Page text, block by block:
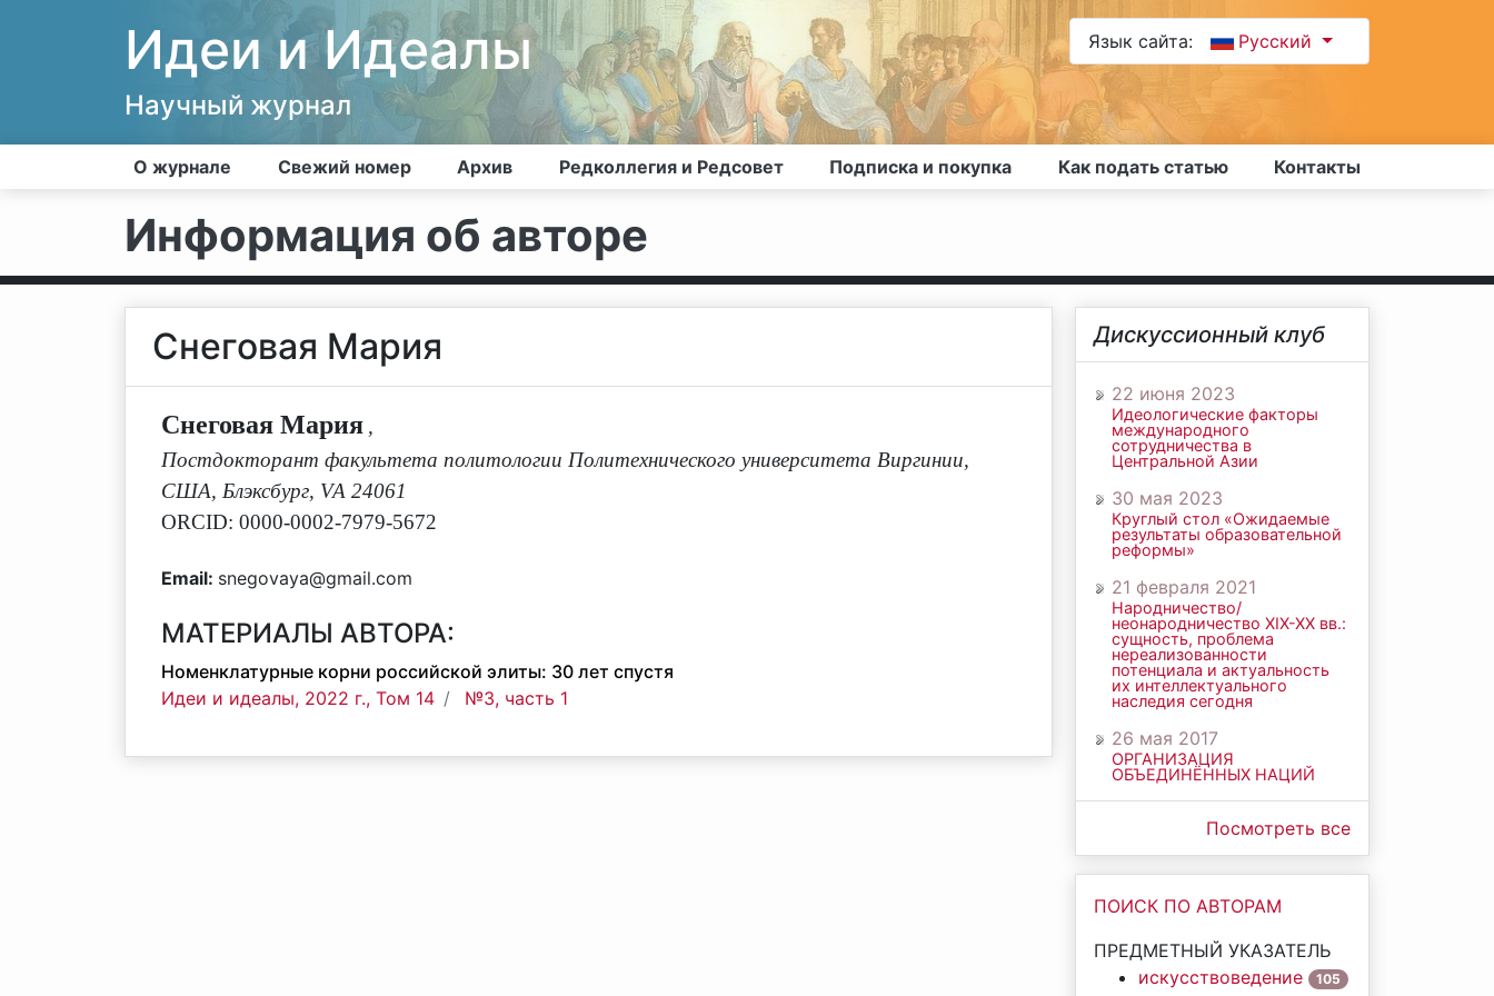
Идеи и Идеалы
Научный журнал
Язык сайта: Русский
О журнале Свежий номер Архив Редколлегия и Редсовет Подписка и покупка Как подать статью Контакты
Информация об авторе
Снеговая Мария
Снеговая Мария ,
Постдокторант факультета политологии Политехнического университета Виргинии,
США, Блэксбург, VA 24061
ORCID: 0000-0002-7979-5672
Email: snegovaya@gmail.com
МАТЕРИАЛЫ АВТОРА:
Номенклатурные корни российской элиты: 30 лет спустя
Идеи и идеалы, 2022 г., Том 14
№3, часть 1
Дискуссионный клуб
22 июня 2023
Идеологические факторы
международного
сотрудничества в
Центральной Азии
30 мая 2023
Круглый стол «Ожидаемые
результаты образовательной
реформы»
21 февраля 2021
Народничество/
неонародничество ХIХ-ХХ вв.:
сущность, проблема
нереализованности
потенциала и актуальность
их интеллектуального
наследия сегодня
26 мая 2017
ОРГАНИЗАЦИЯ
ОБЪЕДИНЁННЫХ НАЦИЙ
Посмотреть все
ПОИСК ПО АВТОРАМ
ПРЕДМЕТНЫЙ УКАЗАТЕЛЬ
искусствоведение
105